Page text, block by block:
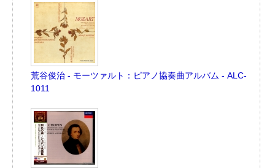
荒谷俊治 - モーツァルト：ピアノ協奏曲アルバム - ALC-
1011